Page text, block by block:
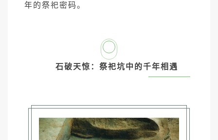
年的祭祀密码。
石破天惊：祭祀坑中的千年相遇